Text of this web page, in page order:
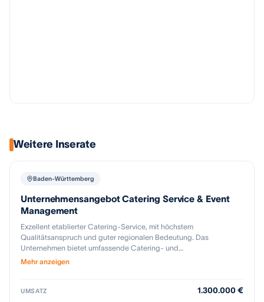
Weitere Inserate
Baden-Württemberg
Unternehmensangebot Catering Service & Event
Management
Exzellent etablierter Catering-Service, mit höchstem
Qualitätsanspruch und guter regionalen Bedeutung. Das
Unternehmen bietet umfassende Catering- und
Eventdienstleistungen aus einer Hand und betreut insbesondere
Geschäftsmodells ist die Kombination aus eigener Produktion,
Mehr anzeigen
UMSATZ 1.300.000 €